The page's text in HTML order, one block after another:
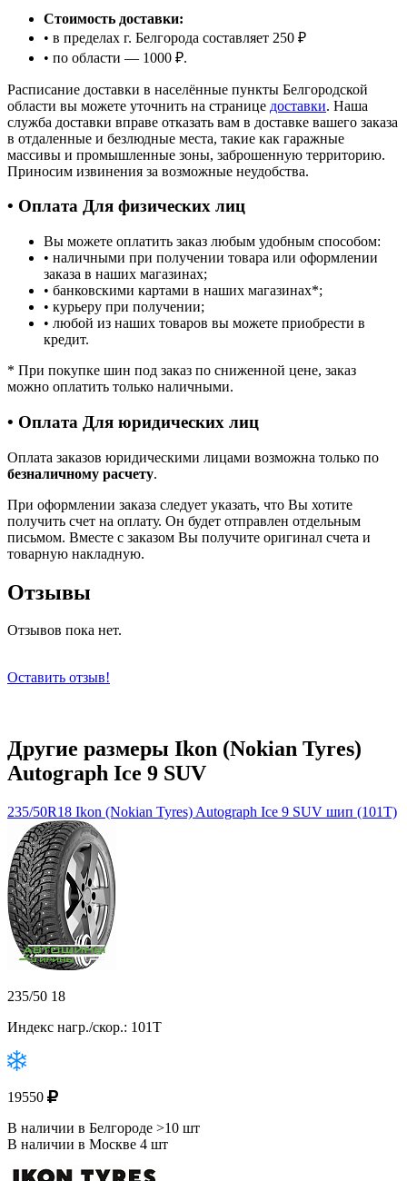
Стоимость доставки:
• в пределах г. Белгорода составляет 250 ₽
• по области — 1000 ₽.
Расписание доставки в населённые пункты Белгородской
области вы можете уточнить на странице доставки. Наша
служба доставки вправе отказать вам в доставке вашего заказа
в отдаленные и безлюдные места, такие как гаражные
массивы и промышленные зоны, заброшенную территорию.
Приносим извинения за возможные неудобства.
• Оплата Для физических лиц
Вы можете оплатить заказ любым удобным способом:
• наличными при получении товара или оформлении
заказа в наших магазинах;
• банковскими картами в наших магазинах*;
• курьеру при получении;
• любой из наших товаров вы можете приобрести в
кредит.
* При покупке шин под заказ по сниженной цене, заказ
можно оплатить только наличными.
• Оплата Для юридических лиц
Оплата заказов юридическими лицами возможна только по
безналичному расчету.
При оформлении заказа следует указать, что Вы хотите
получить счет на оплату. Он будет отправлен отдельным
письмом. Вместе с заказом Вы получите оригинал счета и
товарную накладную.
Отзывы
Отзывов пока нет.
Оставить отзыв!
Другие размеры Ikon (Nokian Tyres)
Autograph Ice 9 SUV
235/50R18 Ikon (Nokian Tyres) Autograph Ice 9 SUV шип (101T)
235/50 18
Индекс нагр./скор.: 101T
19550
В наличии в Белгороде >10 шт
В наличии в Москве 4 шт